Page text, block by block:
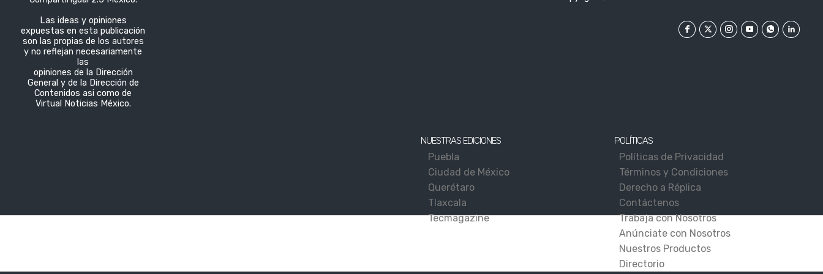
Las ideas y opiniones
expuestas en esta publicación
son las propias de los autores
y no reflejan necesariamente
las
opiniones de la Dirección
General y de la Dirección de
Contenidos asi como de
Virtual Noticias México.
NUESTRAS EDICIONES
Puebla
Ciudad de México
Querétaro
Tlaxcala
Tecmagazine
POLÍTICAS
Políticas de Privacidad
Términos y Condiciones
Derecho a Réplica
Contáctenos
Trabaja con Nosotros
Anúnciate con Nosotros
Nuestros Productos
Directorio